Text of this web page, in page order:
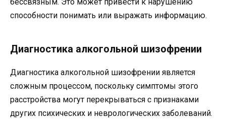
способности понимать или выражать информацию.
Диагностика алкогольной шизофрении
Диагностика алкогольной шизофрении является
сложным процессом, поскольку симптомы этого
расстройства могут перекрываться с признаками
других психических и неврологических заболеваний.